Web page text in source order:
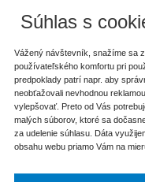
ID746| 31.08.2010|Ing. Ľubica
Zamestnanec po dohode so
mesiac najazdil 1 650 km.
STN, ktorá je na 100 km 9,9 l;
PHL z času konania pracovnej
VECNÉ POJMY:
Súhlas s
Vážený návštevník, snažíme sa
používateľského komfortu pri
predpoklady patrí napr. aby
neobťažovali nevhodnou
vylepšovať. Preto od Vás
malých súborov, ktoré sa
za udelenie súhlasu. Dáta
obsahu webu priamo Vám na